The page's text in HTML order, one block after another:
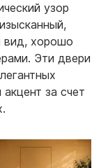
узор
вид, хорошо
Эти двери
за счет